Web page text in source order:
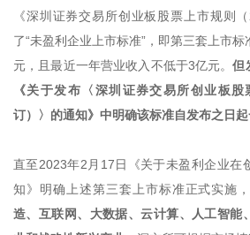
《深圳证券交易所创业板股票上市规则
了“未盈利企业上市标准”，即第三套上市
元，且最近一年营业收入不低于3亿元。但
《关于发布〈深圳证券交易所创业板
订）〉的通知》中明确该标准自发布之日起
直至2023年2月17日《关于未盈利企业在
知》明确上述第三套上市标准正式实施
造、互联网、大数据、云计算、人工智能